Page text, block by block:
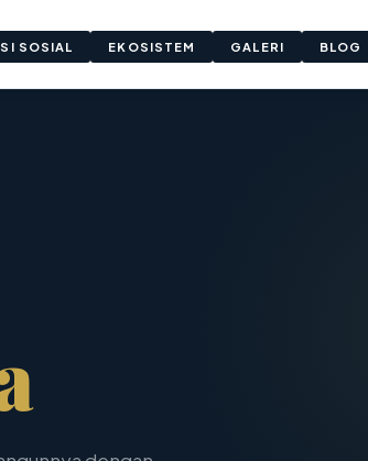
SOSIAL EKOSISTEM GALERI BLOG